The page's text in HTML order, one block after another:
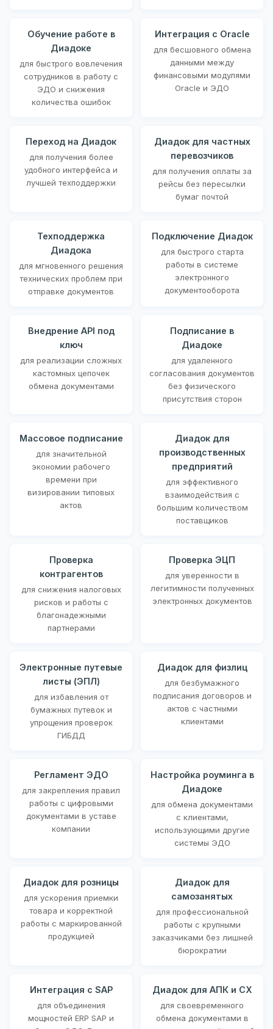
Обучение работе в
Диадоке
для быстрого вовлечения
сотрудников в работу с
ЭДО и снижения
количества ошибок
Интеграция с Oracle
для бесшовного обмена
данными между
финансовыми модулями
Oracle и ЭДО
Переход на Диадок
для получения более
удобного интерфейса и
лучшей техподдержки
Диадок для частных
перевозчиков
для получения оплаты за
рейсы без пересылки
бумаг почтой
Техподдержка
Диадока
для мгновенного решения
технических проблем при
отправке документов
Подключение Диадок
для быстрого старта
работы в системе
электронного
документооборота
Внедрение API под
ключ
для реализации сложных
кастомных цепочек
обмена документами
Подписание в
Диадоке
для удаленного
согласования документов
без физического
присутствия сторон
Массовое подписание
для значительной
экономии рабочего
времени при
визировании типовых
актов
Диадок для
производственных
предприятий
для эффективного
взаимодействия с
большим количеством
поставщиков
Проверка
контрагентов
для снижения налоговых
рисков и работы с
благонадежными
партнерами
Проверка ЭЦП
для уверенности в
легитимности полученных
электронных документов
Электронные путевые
листы (ЭПЛ)
для избавления от
бумажных путевок и
упрощения проверок
ГИБДД
Диадок для физлиц
для безбумажного
подписания договоров и
актов с частными
клиентами
Регламент ЭДО
для закрепления правил
работы с цифровыми
документами в уставе
компании
Настройка роуминга в
Диадоке
для обмена документами
с клиентами,
использующими другие
системы ЭДО
Диадок для розницы
для ускорения приемки
товара и корректной
работы с маркированной
продукцией
Диадок для
самозанятых
для профессиональной
работы с крупными
заказчиками без лишней
бюрократии
Интеграция с SAP
для объединения
мощностей ERP SAP и
Диадок для АПК и СХ
для своевременного
обмена документами в